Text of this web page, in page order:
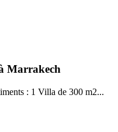
Marrakech
: 1 Villa de 300 m2...